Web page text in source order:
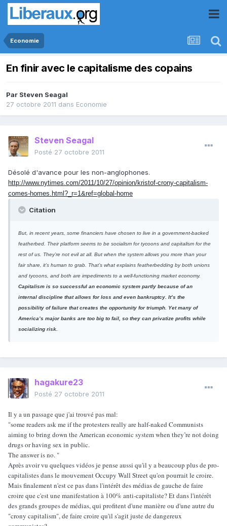
Economie
En finir avec le capitalisme des copains
Par Steven Seagal
27 octobre 2011 dans Economie
Steven Seagal
Posté 27 octobre 2011
Désolé d'avance pour les non-anglophones.
http://www.nytimes.com/2011/10/27/opinion/kristof-crony-capitalism-
comes-homes.html?_r=1&ref=global-home
Citation
But, in recent years, some financiers have chosen to live in a government-backed
featherbed. Their platform seems to be socialism for tycoons and capitalism for the
rest of us. They’re not evil at all. But when the system allows you more than your
fair share, it’s human to grab. That’s what explains featherbedding by both unions
and tycoons, and both are impediments to a well-functioning market economy.
Capitalism is so successful an economic system partly because of an
internal discipline that allows for loss and even bankruptcy. It’s the
possibility of failure that creates the opportunity for triumph. Yet many of
America’s major banks are too big to fail, so they can privatize profits while
socializing risk.
hagakure23
Posté 27 octobre 2011
Il y a un passage que j'ai trouvé pas mal:
"some readers ask me if the protesters really are half-naked Communists
aiming to bring down the American economic system when they’re not doing
drugs or having sex in public.
The answer is no. "
Après avoir vu quelques vidéos je pense aussi qu'il y a beaucoup plus de pro-
capitalistes dans le mouvement Occupy Wall Street qu'on pourrait le croire.
Mais finalement n'est ce pas dans l'intérêt des médias de gauche de faire
croire que c'est une manifestation à 100% anti-capitaliste? Et dans l'intérêt
des grands groupes de médias, qui profitent d'une manière ou d'une autre du
"crony capitalism", de faire croire qu'il s'agit juste de dangereux